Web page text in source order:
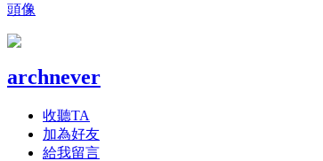
頭像
archnever
收聽TA
加為好友
給我留言